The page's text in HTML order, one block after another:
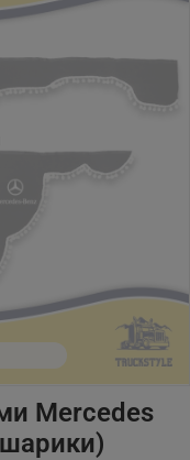
Mercedes